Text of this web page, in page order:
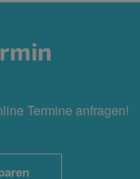
Termine anfragen!